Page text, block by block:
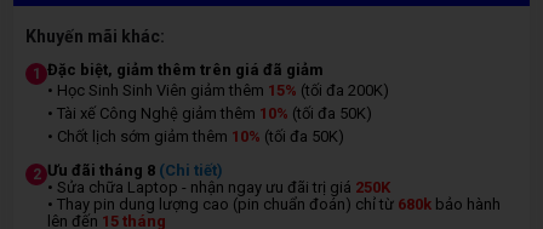
Khuyến mãi khác:
1
Đặc biệt, giảm thêm trên giá đã giảm
• Học Sinh Sinh Viên giảm thêm 15% (tối đa 200K)
• Tài xế Công Nghệ giảm thêm 10% (tối đa 50K)
• Chốt lịch sớm giảm thêm 10% (tối đa 50K)
2 Ưu đãi tháng 8 (Chi tiết)
• Sửa chữa Laptop - nhận ngay ưu đãi trị giá 250K
• Thay pin dung lượng cao (pin chuẩn đoán) chỉ từ 680k bảo hành
lên đến 15 tháng